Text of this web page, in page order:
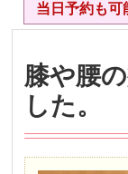
当日予約も可
膝や腰
した。